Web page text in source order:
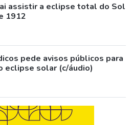
assistir a eclipse total do Sol
1912
pede avisos públicos para
eclipse solar (c/áudio)